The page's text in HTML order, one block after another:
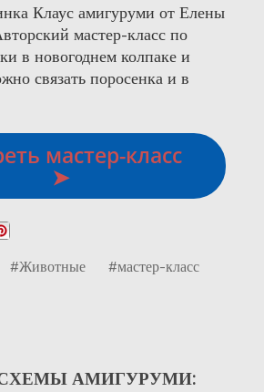
Клаус амигуруми от Елены
мастер-класс по
в новогоднем колпаке и
связать поросенка и в
мастер-класс
➤
#Животные
#мастер-класс
АМИГУРУМИ: